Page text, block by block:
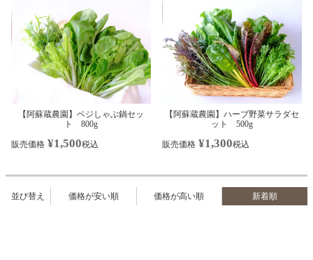
【阿蘇蔵農園】ベジしゃぶ鍋セッ
ト 800g
販売価格 ¥1,500税込
【阿蘇蔵農園】ハーブ野菜サラダセ
ット 500g
販売価格 ¥1,300税込
並び替え 価格が安い順 価格が高い順 新着順